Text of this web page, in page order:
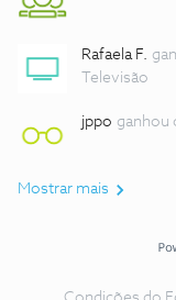
Rafaela F.
Televisão
jppo ganhou
Mostrar mais